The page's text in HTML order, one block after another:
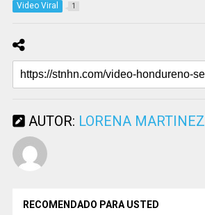
Video Viral 1
AUTOR: LORENA MARTINEZ
RECOMENDADO PARA USTED